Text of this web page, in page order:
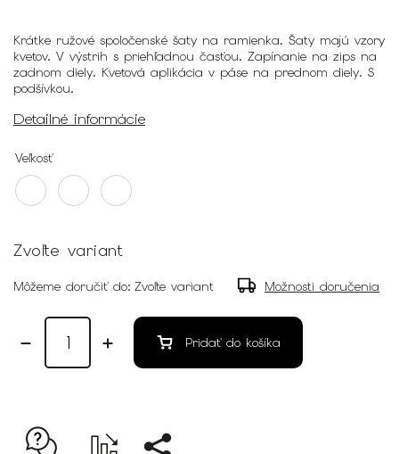
Krátke ružové spoločenské šaty na ramienka. Šaty majú vzory
kvetov. V výstrih s priehľadnou časťou. Zapínanie na zips na
zadnom diely. Kvetová aplikácia v páse na prednom diely. S
podšívkou.
Detailné informácie
Veľkosť
Zvoľte variant
Môžeme doručiť do: Zvoľte variant Možnosti doručenia
Pridať do košíka